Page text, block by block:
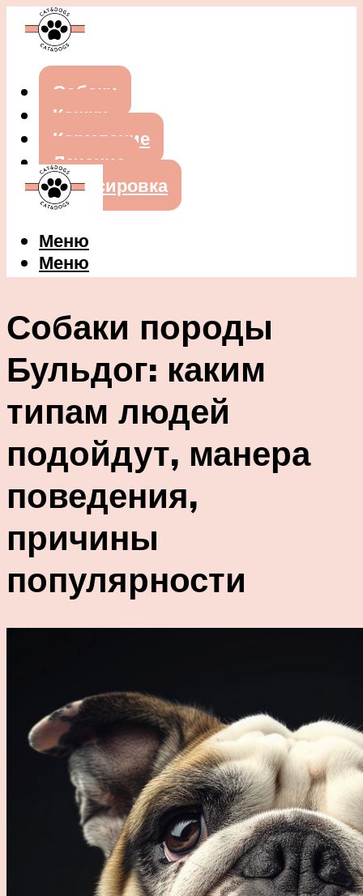
Собаки
Кошки
Кормление
Лечение
Дрессировка
Меню
Меню
Собаки породы
Бульдог: каким
типам людей
подойдут, манера
поведения,
причины
популярности